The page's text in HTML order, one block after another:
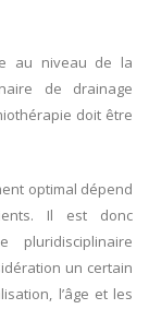
au niveau de la
de drainage
doit être
optimal dépend
Il est donc
un certain
l’âge et les